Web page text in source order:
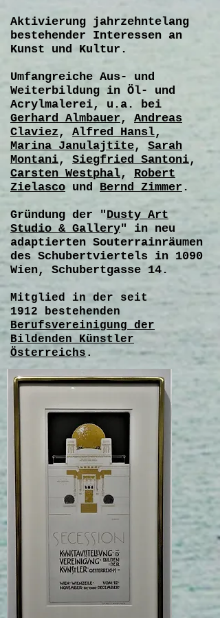
Aktivierung jahrzehntelang
bestehender Interessen an
Kunst und Kultur.
Umfangreiche Aus- und
Weiterbildung in Öl- und
Acrylmalerei, u.a. bei
Gerhard Almbauer , Andreas
Claviez , Alfred Hansl,
Marina Janulajtite, Sarah
Montani, Siegfried Santoni,
Carsten Westphal, Robert
Zielasco und Bernd Zimmer .
Gründung der "Dusty Art
Studio & Gallery" in neu
adaptierten Souterrainräumen
des Schubertviertels in 1090
Wien, Schubertgasse 14.
Mitglied in der seit
1912 bestehenden
Berufsvereinigung der
Bildenden Künstler
Österreichs .